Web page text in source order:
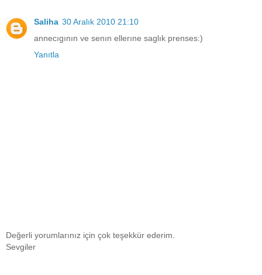
Saliha 30 Aralık 2010 21:10
annecıgının ve senın ellerıne saglık prenses:)
Yanıtla
Değerli yorumlarınız için çok teşekkür ederim.
Sevgiler